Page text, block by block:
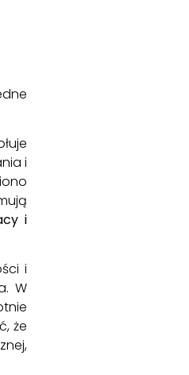
i
i
i
W
że